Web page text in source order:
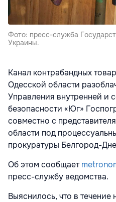
Фото: пресс-служба
Украины.
Канал контрабандных
Одесской области
Управления внутренней и
безопасности «Юг»
совместно с
области под
прокуратуры Белгород-
Об этом сообщает
пресс-службу ведомства.
Выяснилось, что в течение